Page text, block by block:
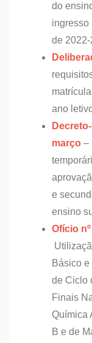
do
ingresso
de 2022-
ano
março –
e
ensino
Ofício
Básico
de Ciclo
Finais
Química
B e de